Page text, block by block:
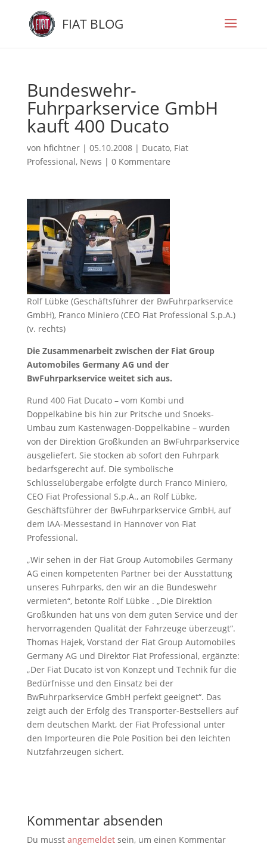
FIAT BLOG
Bundeswehr-
Fuhrparkservice GmbH
kauft 400 Ducato
von hfichtner| 05.10.2008| Ducato, Fiat
Professional, News | 0 Kommentare
Rolf Lübke (Geschäftsführer der BwFuhrparkservice
GmbH), Franco Miniero (CEO Fiat Professional S.p.A.)
(v. rechts)
Die Zusammenarbeit zwischen der Fiat Group
Automobiles Germany AG und der
BwFuhrparkservice weitet sich aus.
Rund 400 Fiat Ducato – vom Kombi und
Doppelkabine bis hin zur Pritsche und Snoeks-
Umbau zum Kastenwagen-Doppelkabine – wurden
von der Direktion Großkunden an BwFuhrparkservice
ausgeliefert. Sie stocken ab sofort den Fuhrpark
bedarfsgerecht auf. Die symbolische
Schlüsselübergabe erfolgte durch Franco Miniero,
CEO Fiat Professional S.p.A., an Rolf Lübke,
Geschäftsführer der BwFuhrparkservice GmbH, auf
dem IAA-Messestand in Hannover von Fiat
Professional.
„Wir sehen in der Fiat Group Automobiles Germany
AG einen kompetenten Partner bei der Ausstattung
unseres Fuhrparks, den wir an die Bundeswehr
vermieten“, betonte Rolf Lübke . „Die Direktion
Großkunden hat uns von dem guten Service und der
hervorragenden Qualität der Fahrzeuge überzeugt“.
Thomas Hajek, Vorstand der Fiat Group Automobiles
Germany AG und Direktor Fiat Professional, ergänzte:
„Der Fiat Ducato ist von Konzept und Technik für die
Bedürfnisse und den Einsatz bei der
BwFuhrparkservice GmbH perfekt geeignet“. Das
zeigt auch der Erfolg des Transporter-Bestsellers auf
dem deutschen Markt, der Fiat Professional unter
den Importeuren die Pole Position bei den leichten
Nutzfahrzeugen sichert.
Kommentar absenden
Du musst angemeldetsein, um einen Kommentar